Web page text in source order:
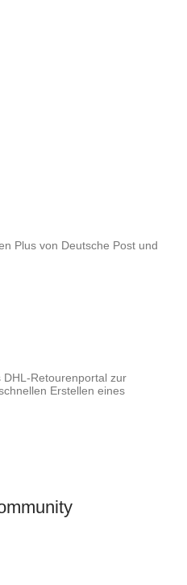
Plus von Deutsche Post und
DHL-Retourenportal zur
Erstellen eines